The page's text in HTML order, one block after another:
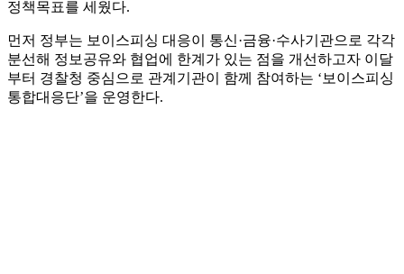
정책목표를 세웠다.
먼저 정부는 보이스피싱 대응이 통신·금융·수사기관으로 각각
분선해 정보공유와 협업에 한계가 있는 점을 개선하고자 이달
부터 경찰청 중심으로 관계기관이 함께 참여하는 ‘보이스피싱
통합대응단’을 운영한다.